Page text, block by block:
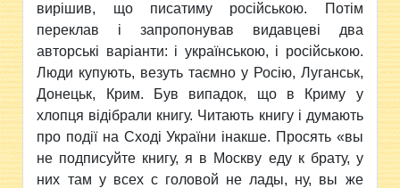
вирішив, що писатиму російською. Потім
переклав і запропонував видавцеві два
авторські варіанти: і українською, і російською.
Люди купують, везуть таємно у Росію, Луганськ,
Донецьк, Крим. Був випадок, що в Криму у
хлопця відібрали книгу. Читають книгу і думають
про події на Сході України інакше. Просять «вы
не подписуйте книгу, я в Москву еду к брату, у
них там у всех с головой не лады, ну, вы же